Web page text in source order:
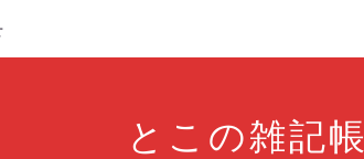
とこの雑記帳